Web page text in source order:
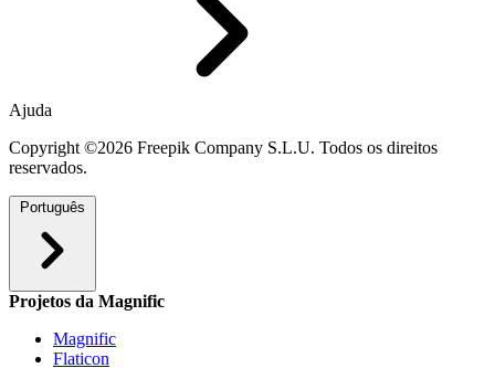
Ajuda
Copyright ©2026 Freepik Company S.L.U. Todos os direitos
reservados.
Português
Projetos da Magnific
Magnific
Flaticon